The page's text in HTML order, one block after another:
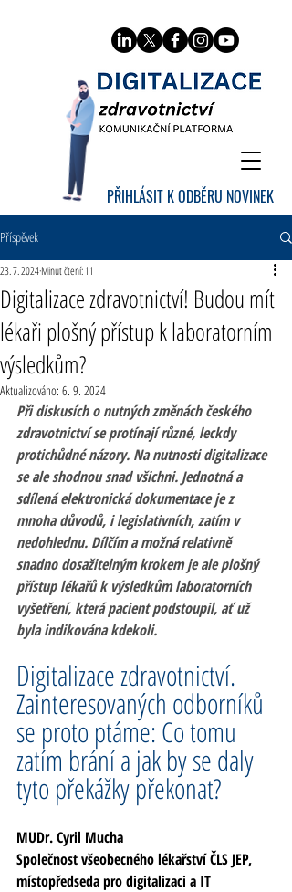
PŘIHLÁSIT K ODBĚRU NOVINEK
Příspěvek
Digitalizace zdravotnictví! Budou mít
lékaři plošný přístup k laboratorním
výsledkům?
23. 7. 2024Minut čtení: 11
Aktualizováno: 6. 9. 2024
Při diskusích o nutných změnách českého
zdravotnictví se protínají různé, leckdy
protichůdné názory. Na nutnosti digitalizace
se ale shodnou snad všichni. Jednotná a
sdílená elektronická dokumentace je z
mnoha důvodů, i legislativních, zatím v
nedohlednu. Dílčím a možná relativně
snadno dosažitelným krokem je ale plošný
přístup lékařů k výsledkům laboratorních
vyšetření, která pacient podstoupil, ať už
byla indikována kdekoli.
Digitalizace zdravotnictví.
Zainteresovaných odborníků
se proto ptáme: Co tomu
zatím brání a jak by se daly
tyto překážky překonat?
MUDr. Cyril Mucha
Společnost všeobecného lékařství ČLS JEP,
místopředseda pro digitalizaci a IT